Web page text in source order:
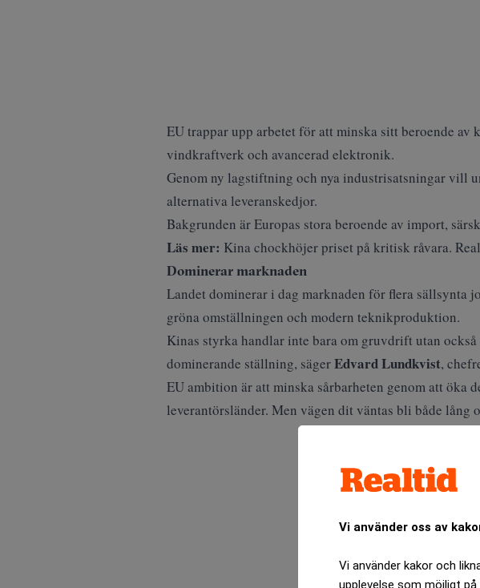
Vi använder oss av
Vi använder kakor och
upplevelse som möjligt
EU trappar upp arbetet för att minska sitt beroende
vindkraftverk och avancerad elektronik.
Genom ny lagstiftning och nya industrisatsningar vill
alternativa leveranskedjor.
Bakgrunden är Europas stora beroende av import,
Läs mer: Kina chockhöjer priset på kritisk råvara.
Dominerar marknaden
Landet dominerar i dag marknaden för flera sällsynta
gröna omställningen och modern teknikproduktion.
Kinas styrka handlar inte bara om gruvdrift utan
dominerande ställning, sägerEdvard Lundkvist,
EU ambition är att minska sårbarheten genom att öka
leverantörsländer. Men vägen dit väntas bli både lång